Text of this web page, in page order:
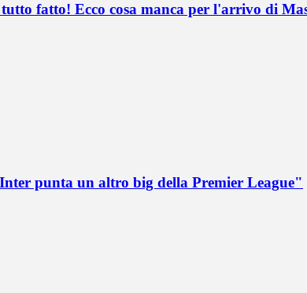
fatto! Ecco cosa manca per l'arrivo di
punta un altro big della Premier League"